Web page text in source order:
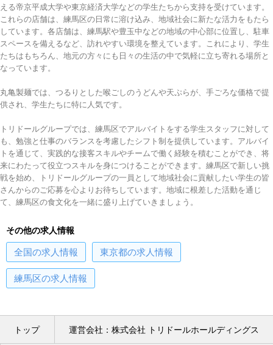
える帝京平成大学や東京経済大学などの学生たちから支持を受けています。
これらの店舗は、練馬区の日常に溶け込み、地域社会に新たな活力をもたら
しています。各店舗は、練馬駅や豊玉中などの地域の中心部に位置し、駐車
スペースを備えるなど、訪れやすい環境を整えています。これにより、学生
たちはもちろん、地元の方々にも日々の生活の中で気軽に立ち寄れる場所と
なっています。
丸亀製麺では、つるりとした喉ごしのうどんや天ぷらが、手ごろな価格で提
供され、学生たちに特に人気です。
トリドールグループでは、練馬区でアルバイトをする学生スタッフに対して
も、勉強と仕事のバランスを考慮したシフト制を提供しています。アルバイ
トを通じて、実践的な接客スキルやチームで働く経験を積むことができ、将
来にわたって役立つスキルを身につけることができます。練馬区で新しい挑
戦を始め、トリドールグループの一員として地域社会に貢献したい学生の皆
さんからのご応募を心よりお待ちしています。地域に根差した活動を通じ
て、練馬区の食文化を一緒に盛り上げていきましょう。
その他の求人情報
全国の求人情報 東京都の求人情報
練馬区の求人情報
トップ 運営会社：株式会社 トリドールホールディングス